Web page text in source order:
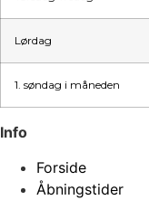
Lørdag
1. søndag i måneden
Info
Forside
Åbningstider